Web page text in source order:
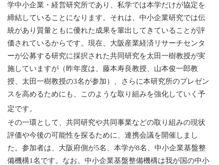
学中小企業・経営研究所であり、私学では本学だけが協定を
締結していることになります。それは、中小企業研究では伝
統があり質量ともに優れた成果を輩出してきていることが評
価されているからです。現在、大阪産業経済リサーチセンタ
ーが公募する研究に採択された共同研究を太田一樹教授が実
施していますが（昨年度は、藤本寿良教授、山本俊一郎教
授、太田一樹教授の3名が参加）、さらに本研究所のプレゼン
スを高めるためにも、このような取り組みを強化していく予
定です。
その一環として、共同研究や共同事業などの取り組みの現状
評価や今後の可能性を探るために、連携会議を開催しまし
た。参加者は、大阪府側が5名、本学が8名、中小企業基盤整
備機構1名です。なお、中小企業基盤整備機構は我が国の中小